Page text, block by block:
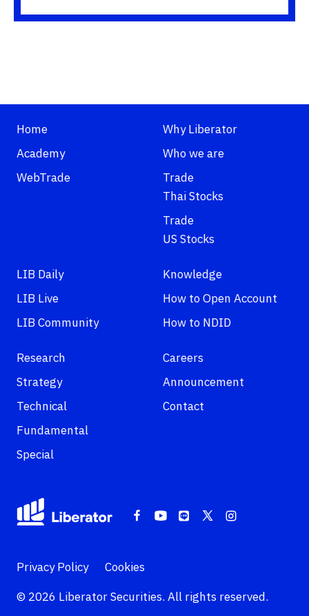
Home
Academy
WebTrade
Why Liberator
Who we are
Trade
Thai Stocks
Trade
US Stocks
LIB Daily
LIB Live
LIB Community
Knowledge
How to Open Account
How to NDID
Research
Strategy
Technical
Fundamental
Special
Careers
Announcement
Contact
Privacy Policy
Cookies
© 2026 Liberator Securities. All rights reserved.